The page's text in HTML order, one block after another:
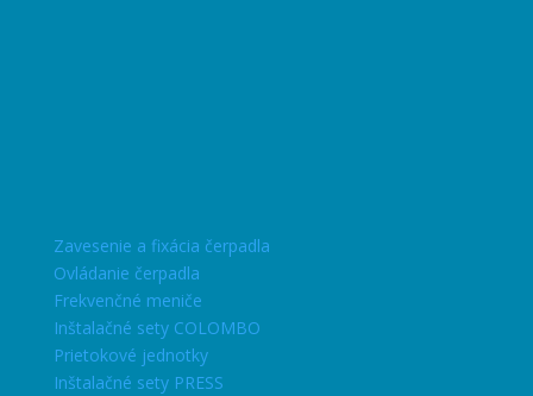
Zavesenie a fixácia čerpadla
Ovládanie čerpadla
Frekvenčné meniče
Inštalačné sety COLOMBO
Prietokové jednotky
Inštalačné sety PRESS